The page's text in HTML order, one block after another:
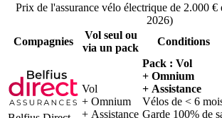
Prix de l'assurance vélo électrique de 2.000
2026)
Compagnies
Vol seul ou
via un pack
Conditions
Vol
+ Omnium
+ Assistance
Pack : Vol
+ Omnium
+ Assistance
Vélos de < 6
Garde 100% de